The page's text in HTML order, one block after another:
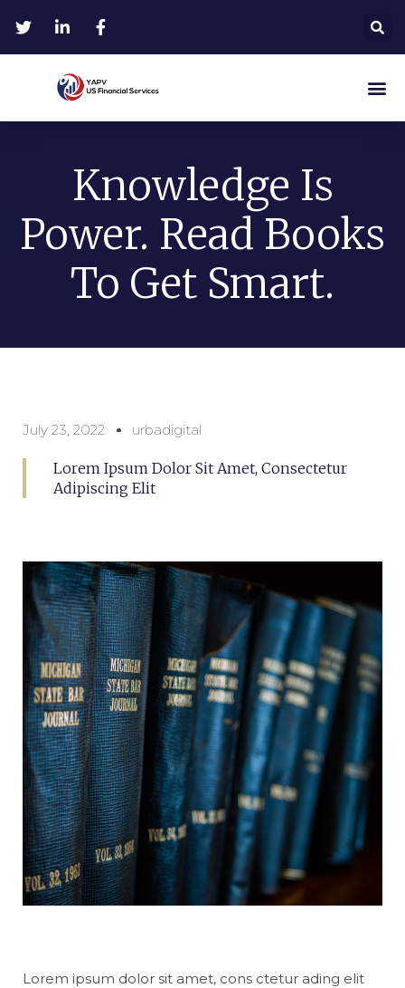
Knowledge Is
Power. Read Books
To Get Smart.
July 23, 2022 urbadigital
Lorem Ipsum Dolor Sit Amet, Consectetur
Adipiscing Elit
Lorem ipsum dolor sit amet, cons ctetur ading elit